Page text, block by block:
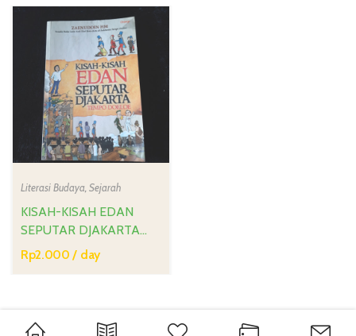
Literasi Budaya, Sejarah
KISAH-KISAH EDAN
SEPUTAR DJAKARTA
TEMPO DOELOE
Rp2.000 / day